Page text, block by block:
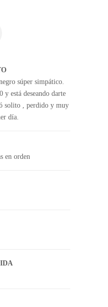
súper simpático.
y está deseando darte
solito , perdido y muy
día.
en orden